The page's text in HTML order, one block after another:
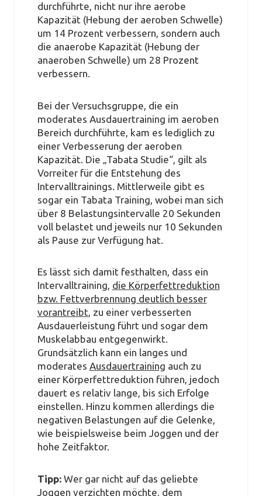
durchführte, nicht nur ihre aerobe
Kapazität (Hebung der aeroben Schwelle)
um 14 Prozent verbessern, sondern auch
die anaerobe Kapazität (Hebung der
anaeroben Schwelle) um 28 Prozent
verbessern.
Bei der Versuchsgruppe, die ein
moderates Ausdauertraining im aeroben
Bereich durchführte, kam es lediglich zu
einer Verbesserung der aeroben
Kapazität. Die „Tabata Studie“, gilt als
Vorreiter für die Entstehung des
Intervalltrainings. Mittlerweile gibt es
sogar ein Tabata Training, wobei man sich
über 8 Belastungsintervalle 20 Sekunden
voll belastet und jeweils nur 10 Sekunden
als Pause zur Verfügung hat.
Es lässt sich damit festhalten, dass ein
Intervalltraining, die Körperfettreduktion
bzw. Fettverbrennung deutlich besser
vorantreibt, zu einer verbesserten
Ausdauerleistung führt und sogar dem
Muskelabbau entgegenwirkt.
Grundsätzlich kann ein langes und
moderates Ausdauertraining auch zu
einer Körperfettreduktion führen, jedoch
dauert es relativ lange, bis sich Erfolge
einstellen. Hinzu kommen allerdings die
negativen Belastungen auf die Gelenke,
wie beispielsweise beim Joggen und der
hohe Zeitfaktor.
Tipp: Wer gar nicht auf das geliebte
Joggen verzichten möchte, dem